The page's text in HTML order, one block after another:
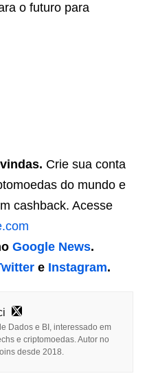
o futuro para
Crie sua conta
do mundo e
cashback. Acesse
Google News.
e Instagram.
Dados e BI, interessado em
e criptomoedas. Autor no
desde 2018.